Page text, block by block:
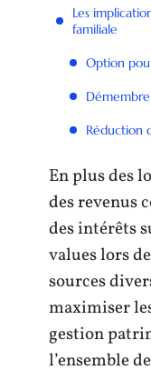
Les
familiale
Option
Réduction
En plus des
des revenus
des intérêts
values lors
sources
maximiser
gestion
l’ensemble